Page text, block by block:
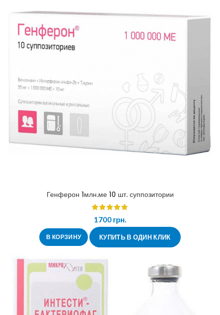
Генферон 1млн.ме 10 шт. суппозитории
1700 грн.
В КОРЗИНУ КУПИТЬ В ОДИН КЛИК